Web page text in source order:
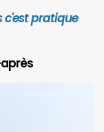
c'est pratique